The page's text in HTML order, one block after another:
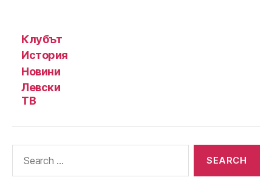
Клубът
История
Новини
Левски
ТВ